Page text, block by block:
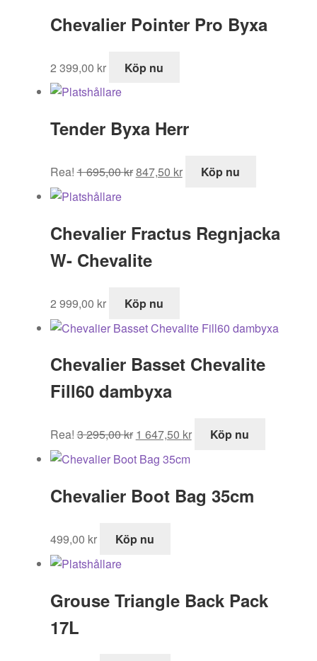
2
Chevalier Pointer Pro Byxa
2 399,00 kr Köp nu
Tender Byxa Herr
Rea! 1 695,00kr
ursprungliga
1
695,00 kr.
847,50 kr
nuvarande
847,50 kr.
Köp nu
Chevalier Fractus Regnjacka
W- Chevalite
2 999,00 kr Köp nu
Chevalier Basset Chevalite
Fill60 dambyxa
Rea! 3 295,00kr
ursprungliga
priset
3
1 647,50 kr
nuvarande
1
Köp nu
Chevalier Boot Bag 35cm
499,00 kr Köp nu
Grouse Triangle Back Pack
17L